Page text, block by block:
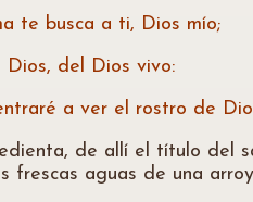
te busca a ti, Dios mío;
del Dios vivo:
a ver el rostro de
de allí el título del
frescas aguas de una